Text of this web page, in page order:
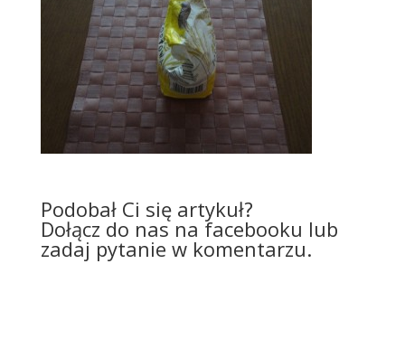
Podobał Ci się artykuł?
Dołącz do nas na facebooku lub
zadaj pytanie w komentarzu.